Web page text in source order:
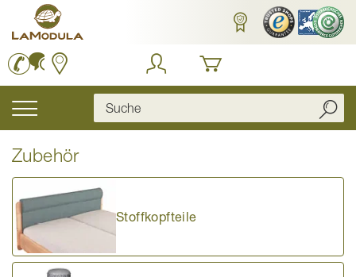
Inhalt
springen
Navigation
Zubehör
Stoffkopfteile